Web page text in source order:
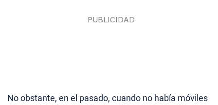
No obstante, en el pasado, cuando no había móviles